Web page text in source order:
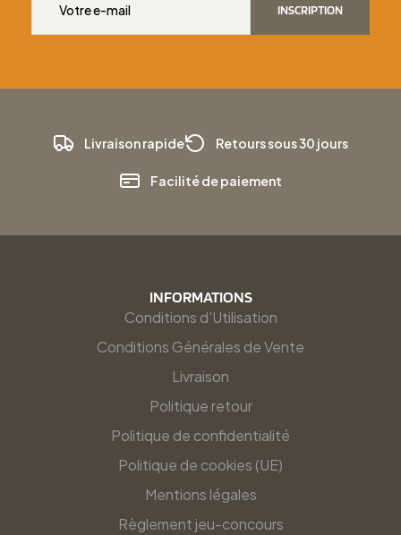
INSCRIPTION
Livraison rapide Retours sous 30 jours
Facilité de paiement
INFORMATIONS
Conditions d'Utilisation
Conditions Générales de Vente
Livraison
Politique retour
Politique de confidentialité
Politique de cookies (UE)
Mentions légales
Règlement jeu-concours